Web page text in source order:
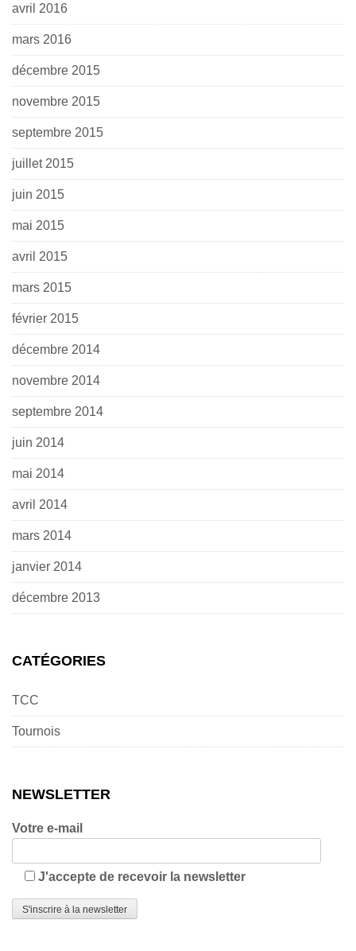
avril 2016
mars 2016
décembre 2015
novembre 2015
septembre 2015
juillet 2015
juin 2015
mai 2015
avril 2015
mars 2015
février 2015
décembre 2014
novembre 2014
septembre 2014
juin 2014
mai 2014
avril 2014
mars 2014
janvier 2014
décembre 2013
CATÉGORIES
TCC
Tournois
NEWSLETTER
Votre e-mail
J'accepte de recevoir la newsletter